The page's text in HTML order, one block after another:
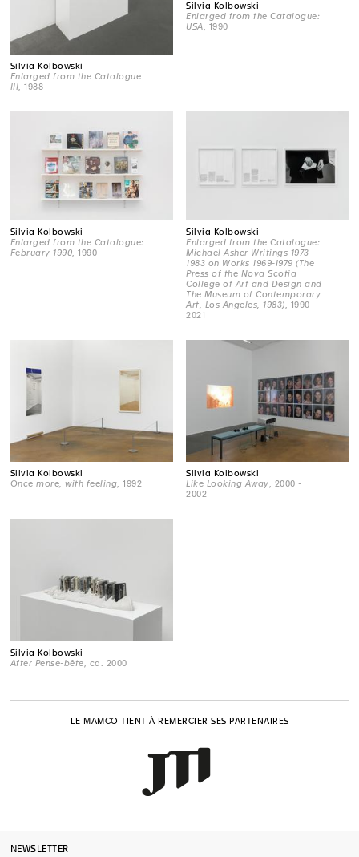
Silvia Kolbowski
Enlarged from the Catalogue
III , 1988
Silvia Kolbowski
Enlarged from the Catalogue:
USA , 1990
Silvia Kolbowski
Enlarged from the Catalogue:
February 1990 , 1990
Silvia Kolbowski
Enlarged from the Catalogue:
Michael Asher Writings 1973-
1983 on Works 1969-1979 (The
Press of the Nova Scotia
College of Art and Design and
The Museum of Contemporary
Art, Los Angeles, 1983) , 1990 -
2021
Silvia Kolbowski
Once more, with feeling , 1992
Silvia Kolbowski
Like Looking Away , 2000 -
2002
Silvia Kolbowski
After Pense-bête , ca. 2000
LE MAMCO TIENT À REMERCIER SES PARTENAIRES
NEWSLETTER